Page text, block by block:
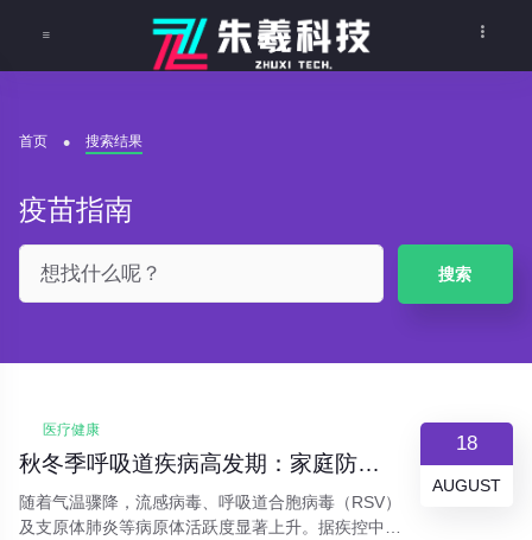
首页 搜索结果
疫苗指南
搜索
18
AUGUST
医疗健康
秋冬季呼吸道疾病高发期：家庭防护指南与预警信号识别
随着气温骤降，流感病毒、呼吸道合胞病毒（RSV）
及支原体肺炎等病原体活跃度显著上升。据疾控中心